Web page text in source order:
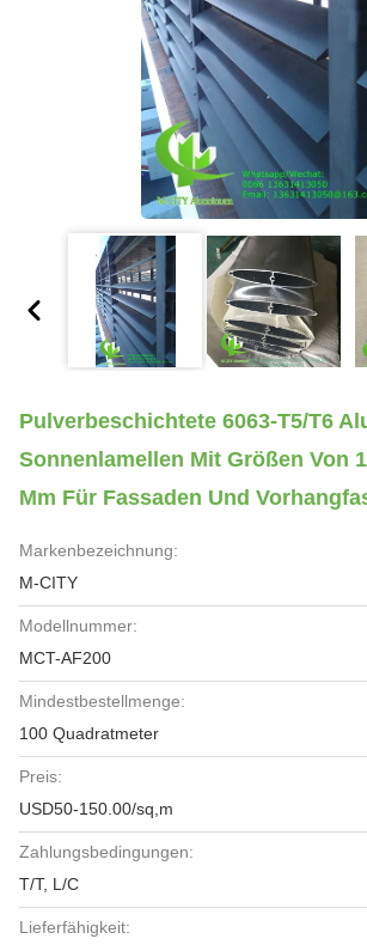
Pulverbeschichtete 6063-T5/T6
Sonnenlamellen Mit Größen Von
Mm Für Fassaden Und
Markenbezeichnung:
M-CITY
Modellnummer:
MCT-AF200
Mindestbestellmenge:
100 Quadratmeter
Preis:
USD50-150.00/sq,m
Zahlungsbedingungen:
T/T, L/C
Lieferfähigkeit: